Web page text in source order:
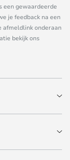
een gewaardeerde
je feedback na een
afmeldlink onderaan
bekijk ons